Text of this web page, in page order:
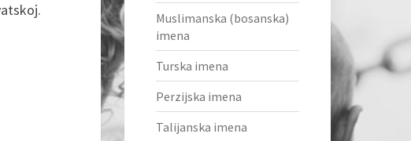
Muslimanska (bosanska)
imena
Turska imena
Perzijska imena
Talijanska imena